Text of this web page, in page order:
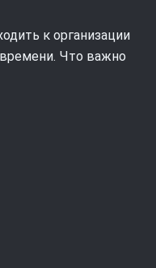
к организации
Что важно